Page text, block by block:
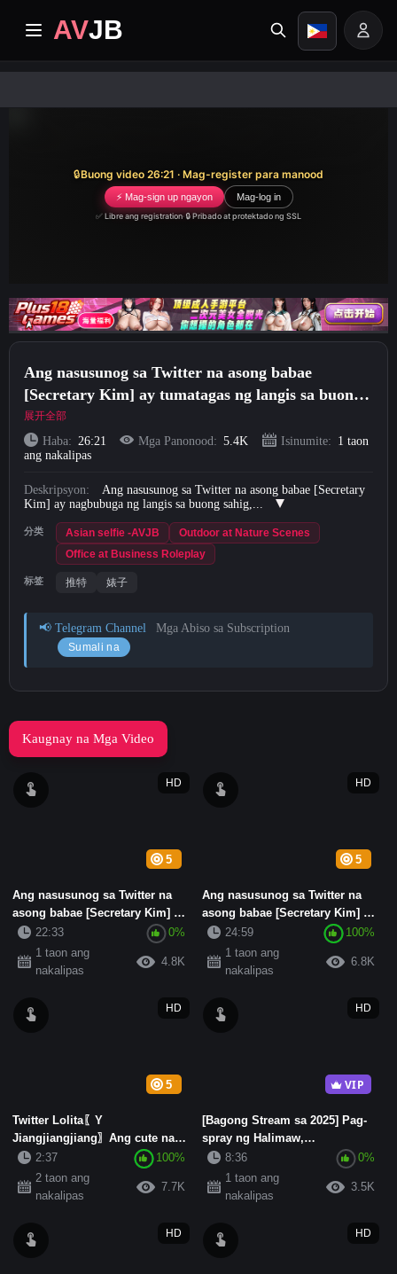
AVJB
Premium video
Sentro ng Gawain
Image search
Short Videos
Mag-upload
Mag-login
Mag-sign Up
🔒Buong video 26:21 · Mag-register para manood
⚡ Mag-sign up ngayon Mag-log in
✅ Libre ang registration·🔒 Pribado at protektado ng SSL
Ang nasusunog sa Twitter na asong babae
[Secretary Kim] ay tumatagas ng langis sa buong
sahig, ang kanyang itim na medyas ay hindi
nakaharang, siya ay tumutulo sa bubong ng
koridor sa parke, at siya ay siniil ng malakas ng
isang malaking titi na walang co
展开全部
Haba: 26:21 Mga Panonood: 5.4K Isinumite: 1 taon
ang nakalipas
Deskripsyon:
Ang nasusunog sa Twitter na asong babae [Secretary
Kim] ay nagbubuga ng langis sa buong sahig,...
分类 Asian selfie -AVJB
Outdoor at Nature Scenes
Office at Business Roleplay
标签 推特 婊子
📢 Telegram Channel Mga Abiso sa Subscription
Sumali na
Kaugnay na Mga Video
5
HD
Ang nasusunog sa Twitter na
asong babae [Secretary Kim] ay
nagbubuga ng langis sa ...
22:33
0%
1 taon ang
nakalipas
4.8K
5
HD
Ang nasusunog sa Twitter na
asong babae [Secretary Kim] ay
nagbubuga ng langis sa ...
24:59
100%
1 taon ang
nakalipas
6.8K
5
HD
Twitter Lolita〖Y
Jiangjiangjiang〗Ang cute na
humanoid na maliit na aso ay
sinanay ...
2:37
100%
2 taon ang
nakalipas
7.7K
VIP
HD
[Bagong Stream sa 2025] Pag-
spray ng Halimaw,
Pinakamahusay na Nasusunog
na asong ...
8:36
0%
1 taon ang
nakalipas
3.5K
HD HD